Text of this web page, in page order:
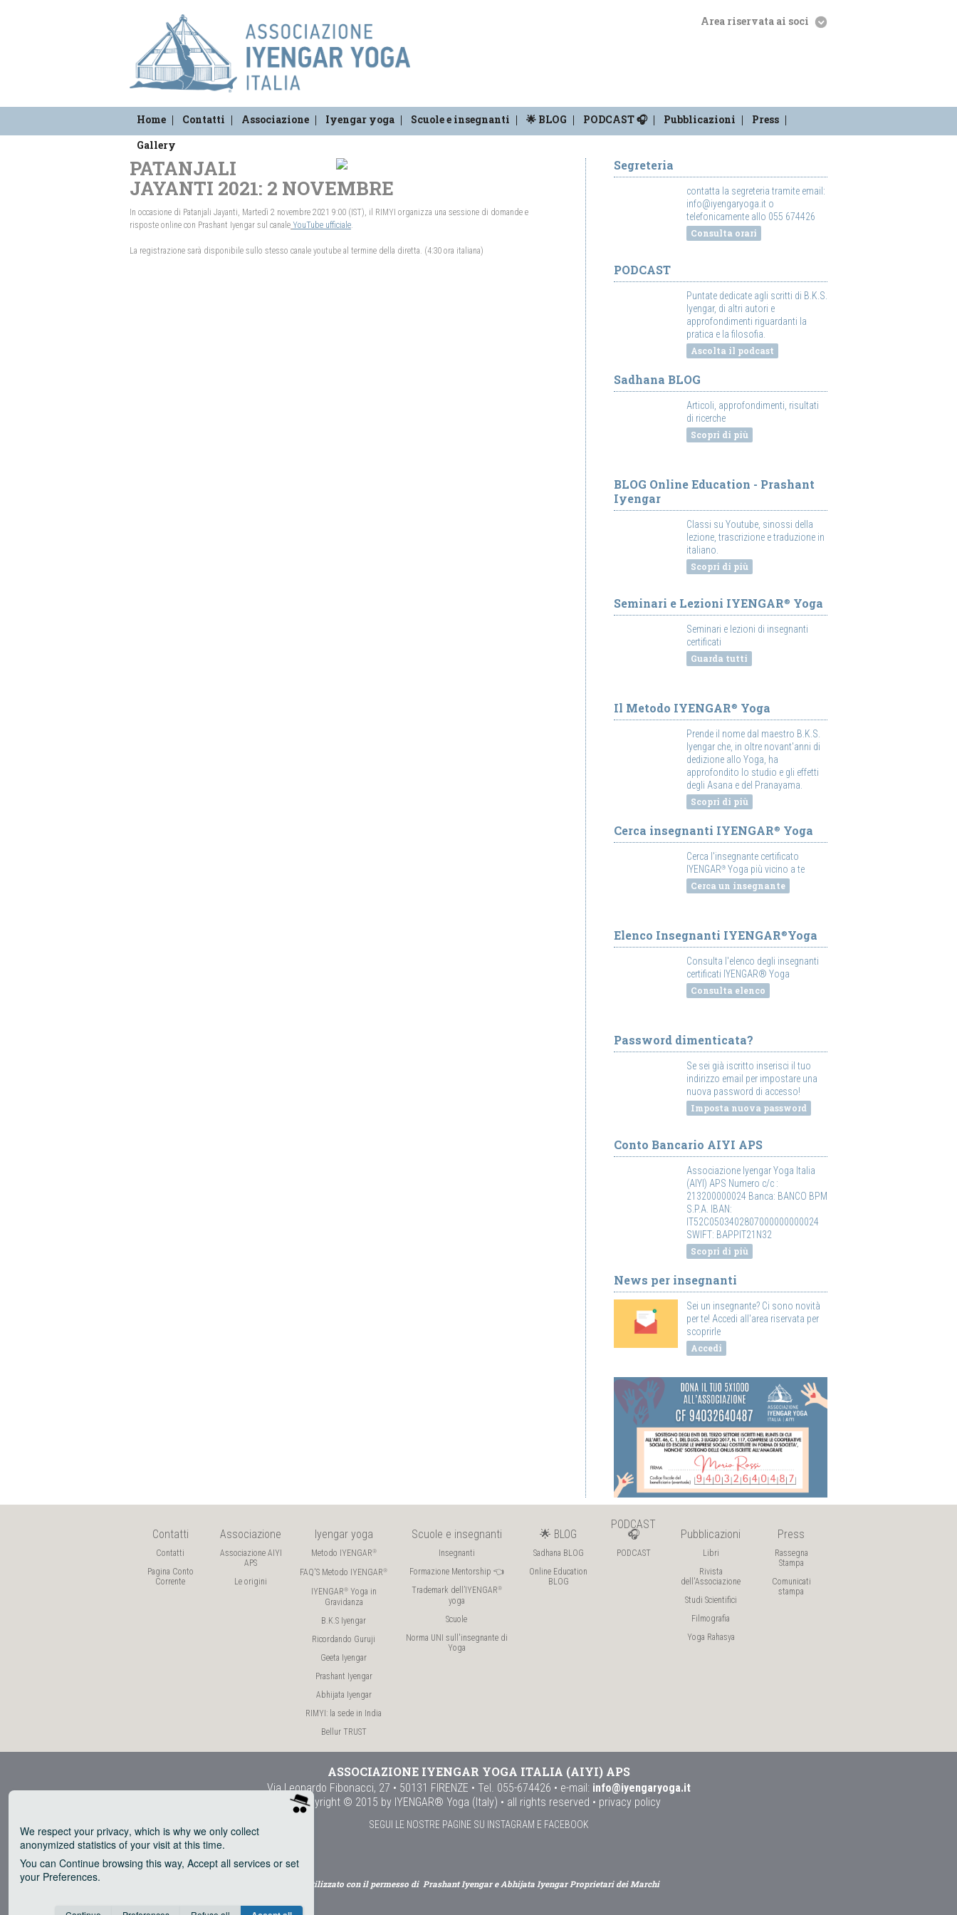
Area riservata ai soci
Home Contatti Associazione Iyengar yoga Scuole e insegnanti 🌟 BLOG PODCAST 🎧 Pubblicazioni
Press
Gallery
PATANJALI
JAYANTI 2021: 2 NOVEMBRE
In occasione di Patanjali Jayanti, Martedì 2 novembre 2021 9:00 (IST), il RIMYI organizza una sessione di domande e
risposte online con Prashant Iyengar sul canale YouTube ufficiale.
La registrazione sarà disponibile sullo stesso canale youtube al termine della diretta. (4:30 ora italiana)
Segreteria
contatta la segreteria tramite email:
info@iyengaryoga.it o
telefonicamente allo 055 674426
Consulta orari
PODCAST
Puntate dedicate agli scritti di B.K.S.
Iyengar, di altri autori e
approfondimenti riguardanti la
pratica e la filosofia.
Ascolta il podcast
Sadhana BLOG
Articoli, approfondimenti, risultati
di ricerche
Scopri di più
BLOG Online Education - Prashant
Iyengar
Classi su Youtube, sinossi della
lezione, trascrizione e traduzione in
italiano.
Scopri di più
Seminari e Lezioni IYENGAR® Yoga
Seminari e lezioni di insegnanti
certificati
Guarda tutti
Il Metodo IYENGAR® Yoga
Prende il nome dal maestro B.K.S.
Iyengar che, in oltre novant'anni di
dedizione allo Yoga, ha
approfondito lo studio e gli effetti
degli Asana e del Pranayama.
Scopri di più
Cerca insegnanti IYENGAR® Yoga
Cerca l'insegnante certificato
IYENGAR® Yoga più vicino a te
Cerca un insegnante
Elenco Insegnanti IYENGAR®Yoga
Consulta l'elenco degli insegnanti
certificati IYENGAR® Yoga
Consulta elenco
Password dimenticata?
Se sei già iscritto inserisci il tuo
indirizzo email per impostare una
nuova password di accesso!
Imposta nuova password
Conto Bancario AIYI APS
Associazione Iyengar Yoga Italia
(AIYI) APS Numero c/c :
213200000024 Banca: BANCO BPM
S.P.A. IBAN:
IT52C0503402807000000000024
SWIFT: BAPPIT21N32
Scopri di più
News per insegnanti
Sei un insegnante? Ci sono novità
per te! Accedi all'area riservata per
scoprirle
Accedi
Contatti
Contatti
Pagina Conto
Corrente
Associazione
Associazione AIYI
APS
Le origini
Iyengar yoga
Metodo IYENGAR®
FAQ'S Metodo IYENGAR®
IYENGAR®Yoga in
Gravidanza
B.K.S Iyengar
Ricordando Guruji
Geeta Iyengar
Prashant Iyengar
Abhijata Iyengar
RIMYI: la sede in India
Bellur TRUST
Scuole e insegnanti
Insegnanti
Formazione Mentorship 👈
Trademark dell’IYENGAR®
yoga
Scuole
Norma UNI sull'insegnante di
Yoga
🌟 BLOG
Sadhana BLOG
Online Education
BLOG
PODCAST
🎧
PODCAST
Pubblicazioni
Libri
Rivista
dell'Associazione
Studi Scientifici
Filmografia
Yoga Rahasya
Press
Rassegna
Stampa
Comunicati
stampa
ASSOCIAZIONE IYENGAR YOGA ITALIA (AIYI) APS
Via Leonardo Fibonacci, 27 • 50131 FIRENZE • Tel. 055-674426 • e-mail: info@iyengaryoga.it
Copyright © 2015 by IYENGAR® Yoga (Italy) • all rights reserved • privacy policy
SEGUI LE NOSTRE PAGINE SU INSTAGRAM E FACEBOOK
® utilizzato con il permesso di Prashant Iyengar e Abhijata Iyengar Proprietari dei Marchi
We respect your privacy, which is why we only collect
anonymized statistics of your visit at this time.
You can Continue browsing this way, Accept all services or set
your Preferences.
Consent cookie learn more